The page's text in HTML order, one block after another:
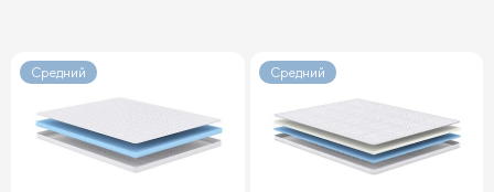
Средний Средний